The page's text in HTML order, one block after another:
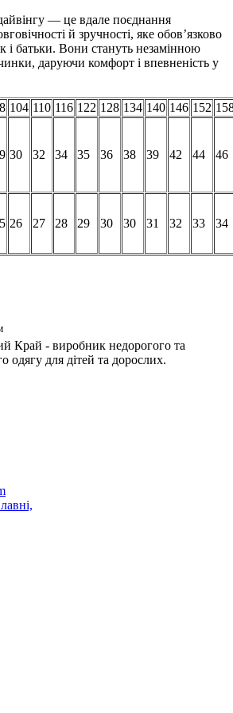
— це вдале поєднання
й зручності, яке обов’язково
і батьки. Вони стануть незамінною
даруючи комфорт і впевненість у
104 110 116 122 128 134 140 146 152
30 32 34 35 36 38 39 42 44 46
26 27 28 29 30 30 31 32 33 34
Край - виробник недорогого та
одягу для дітей та дорослих.